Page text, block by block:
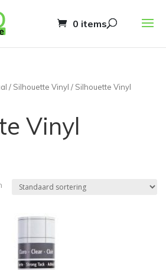
0 items
/ Silhouette Vinyl / Silhouette Vinyl
Vinyl